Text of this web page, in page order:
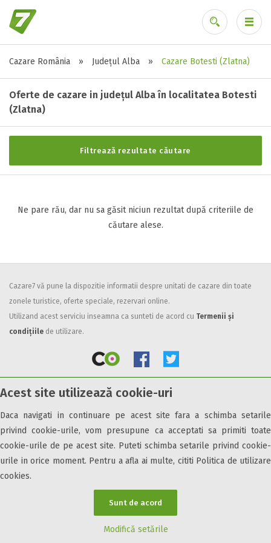
Acest site utilizează cookie-uri
Daca navigati in continuare pe acest site fara a schimba setarile
privind cookie-urile, vom presupune ca acceptati sa primiti toate
cookie-urile de pe acest site. Puteti schimba setarile privind cookie-
urile in orice moment. Pentru a afla ai multe, cititi Politica de utilizare
cookies.
Sunt de acord
Modifică setările
Cazare România » Județul Alba » Cazare Botesti (Zlatna)
Oferte de cazare in județul Alba în localitatea Botesti
(Zlatna)
Filtrează rezultate căutare
Stele / margarete
Neclasificat
1 stea / margareta
3 stele / margarete
4 stele / margarete
Selecteaza pretul
Facilități
Internet wireless
Parcare
All inclusive
Pensiune completa
Demipensiune
Mic dejun
Accepta animale
Accepta voucher vacanta
Acces persoane cu dizabilități
Ne pare rău, dar nu sa găsit niciun rezultat după criteriile de
căutare alese.
Cazare7 vă pune la dispozitie informatii despre unitati de cazare din toate
zonele turistice, oferte speciale, rezervari online.
Utilizand acest serviciu inseamna ca sunteti de acord cu Termenii și
condițiile de utilizare.
Obiective turistice Informații utile Parteneri Cazare7 Harta Cazare7